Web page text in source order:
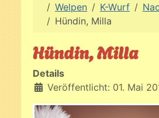
Welpen
K-Wurf
Hündin, Milla
Hündin, Milla
Details
Veröffentlicht: 01. Mai